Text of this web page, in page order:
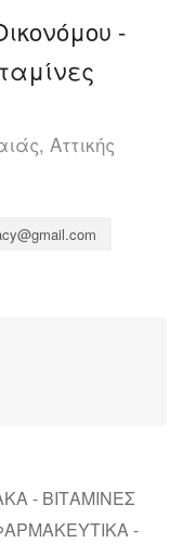
-
Αττικής
- ΒΙΤΑΜΙΝΕΣ
-